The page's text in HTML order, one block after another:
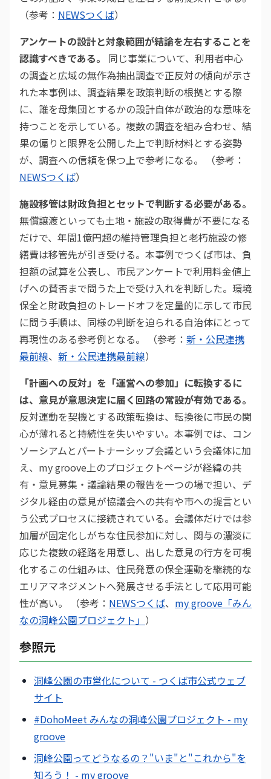
（参考： NEWSつくば）
アンケートの設計と対象範囲が結論を左右することを
認識すべきである。
同じ事業について、利用者中心
の調査と広域の無作為抽出調査で正反対の傾向が示さ
れた本事例は、調査結果を政策判断の根拠とする際
に、誰を母集団とするかの設計自体が政治的な意味を
持つことを示している。複数の調査を組み合わせ、結
果の偏りと限界を公開した上で判断材料とする姿勢
が、調査への信頼を保つ上で参考になる。 （参考：
NEWSつくば）
施設移管は財政負担とセットで判断する必要がある。
無償譲渡といっても土地・施設の取得費が不要になる
だけで、年間1億円超の維持管理負担と老朽施設の修
繕費は移管先が引き受ける。本事例でつくば市は、負
担額の試算を公表し、市民アンケートで利用料金値上
げへの賛否まで問うた上で受け入れを判断した。環境
保全と財政負担のトレードオフを定量的に示して市民
に問う手順は、同様の判断を迫られる自治体にとって
再現性のある参考例となる。 （参考： 新・公民連携
最前線、 新・公民連携最前線）
「計画への反対」を「運営への参加」に転換するに
は、意見が意思決定に届く回路の常設が有効である。
反対運動を契機とする政策転換は、転換後に市民の関
心が薄れると持続性を失いやすい。本事例では、コン
ソーシアムとパートナーシップ会議という会議体に加
え、my groove上のプロジェクトページが経緯の共
有・意見募集・議論結果の報告を一つの場で担い、デ
ジタル経由の意見が協議会への共有や市への提言とい
う公式プロセスに接続されている。会議体だけでは参
加層が固定化しがちな住民参加に対し、関与の濃淡に
応じた複数の経路を用意し、出した意見の行方を可視
化するこの仕組みは、住民発意の保全運動を継続的な
エリアマネジメントへ発展させる手法として応用可能
性が高い。 （参考： NEWSつくば、 my groove「みん
なの洞峰公園プロジェクト」 ）
参照元
洞峰公園の市営化について - つくば市公式ウェブ
サイト
#DohoMeet みんなの洞峰公園プロジェクト - my
groove
洞峰公園ってどうなるの？"いま"と"これから"を
知ろう！ - my groove